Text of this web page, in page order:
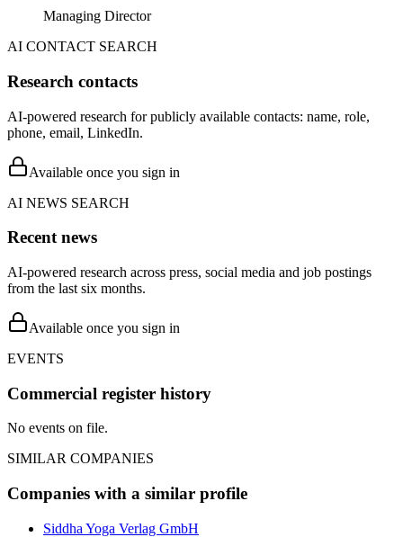
Managing Director
AI CONTACT SEARCH
Research contacts
AI-powered research for publicly available contacts: name, role,
phone, email, LinkedIn.
Available once you sign in
AI NEWS SEARCH
Recent news
AI-powered research across press, social media and job postings
from the last six months.
Available once you sign in
EVENTS
Commercial register history
No events on file.
SIMILAR COMPANIES
Companies with a similar profile
Siddha Yoga Verlag GmbH